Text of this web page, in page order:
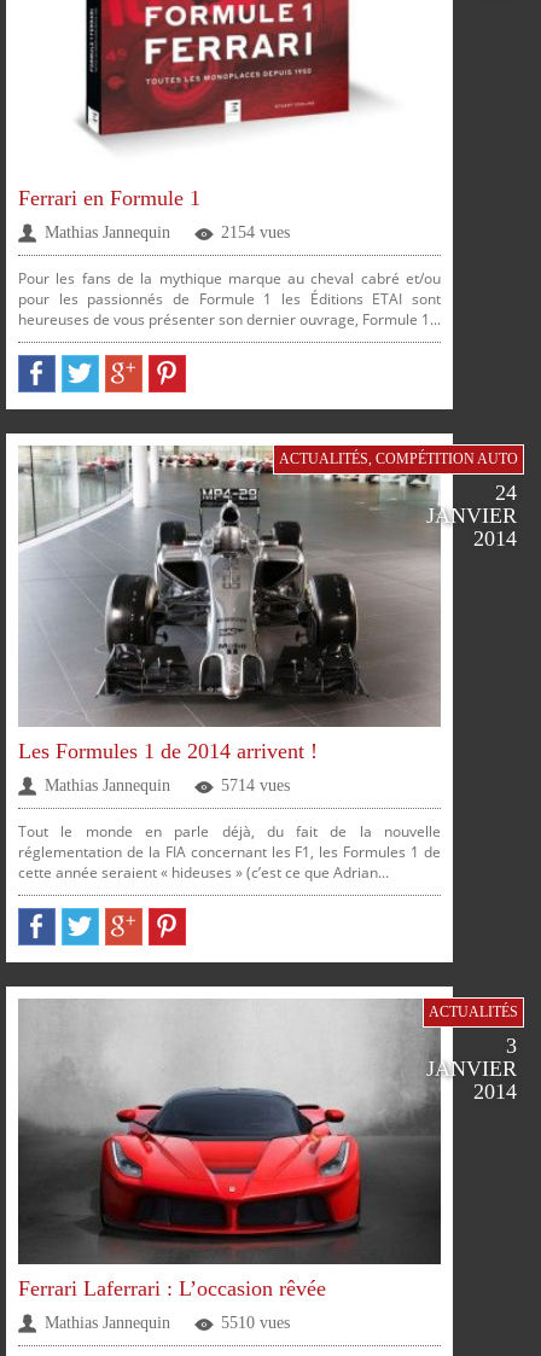
Ferrari en Formule 1
Mathias Jannequin 2154 vues
Pour les fans de la mythique marque au cheval cabré et/ou
pour les passionnés de Formule 1 les Éditions ETAI sont
heureuses de vous présenter son dernier ouvrage, Formule 1...
PARTAGERPARTAGERPARTAGERPARTAGER
ACTUALITÉS, COMPÉTITION AUTO
24
JANVIER
2014
Les Formules 1 de 2014 arrivent !
Mathias Jannequin 5714 vues
Tout le monde en parle déjà, du fait de la nouvelle
réglementation de la FIA concernant les F1, les Formules 1 de
cette année seraient « hideuses » (c’est ce que Adrian...
ACTUALITÉS
3
JANVIER
2014
Ferrari Laferrari : L’occasion rêvée
Mathias Jannequin 5510 vues